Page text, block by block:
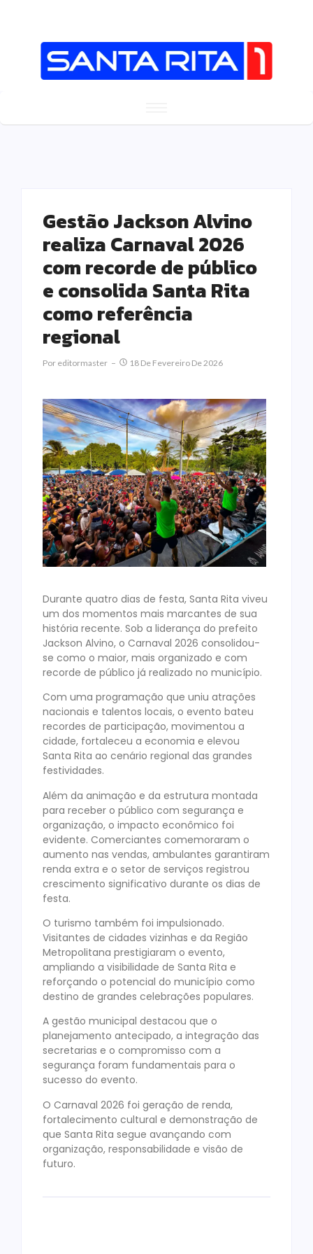
Gestão Jackson Alvino
realiza Carnaval 2026
com recorde de público
e consolida Santa Rita
como referência
regional
Por Editormaster 18 De Fevereiro De 2026
Durante quatro dias de festa, Santa Rita viveu
um dos momentos mais marcantes de sua
história recente. Sob a liderança do prefeito
Jackson Alvino, o Carnaval 2026 consolidou-
se como o maior, mais organizado e com
recorde de público já realizado no município.
Com uma programação que uniu atrações
nacionais e talentos locais, o evento bateu
recordes de participação, movimentou a
cidade, fortaleceu a economia e elevou
Santa Rita ao cenário regional das grandes
festividades.
Além da animação e da estrutura montada
para receber o público com segurança e
organização, o impacto econômico foi
evidente. Comerciantes comemoraram o
aumento nas vendas, ambulantes garantiram
renda extra e o setor de serviços registrou
crescimento significativo durante os dias de
festa.
O turismo também foi impulsionado.
Visitantes de cidades vizinhas e da Região
Metropolitana prestigiaram o evento,
ampliando a visibilidade de Santa Rita e
reforçando o potencial do município como
destino de grandes celebrações populares.
A gestão municipal destacou que o
planejamento antecipado, a integração das
secretarias e o compromisso com a
segurança foram fundamentais para o
sucesso do evento.
O Carnaval 2026 foi geração de renda,
fortalecimento cultural e demonstração de
que Santa Rita segue avançando com
organização, responsabilidade e visão de
futuro.